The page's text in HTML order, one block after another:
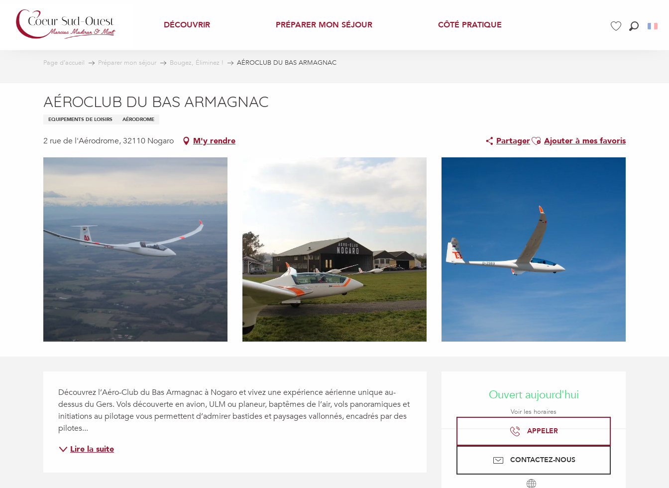
contenu
principal
DÉCOUVRIR PRÉPARER MON SÉJOUR CÔTÉ PRATIQUE
Page d’accueil Préparer mon séjour Bougez, Éliminez ! AÉROCLUB DU BAS ARMAGNAC
AÉROCLUB DU BAS ARMAGNAC
EQUIPEMENTS DE LOISIRS AÉRODROME
2 rue de l'Aérodrome, 32110 Nogaro M'y rendre PartagerAjouter aux favoris
Ajouter à mes favoris
Ouverture et
Ouvert aujourd'hui
Voir les horaires
APPELER
CONTACTEZ-NOUS
Description
Découvrez l’Aéro-Club du Bas Armagnac à Nogaro et vivez une expérience aérienne unique au-
dessus du Gers. Vols découverte en avion, ULM ou planeur, baptêmes de l’air, vols panoramiques et
initiations au pilotage vous permettent d’admirer bastides et paysages vallonnés, encadrés par des
pilotes...
Lire la suite